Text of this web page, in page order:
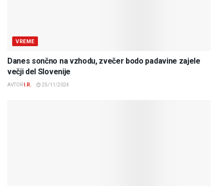
VREME
Danes sončno na vzhodu, zvečer bodo padavine zajele
večji del Slovenije
AVTOR I.R. 25/11/2024